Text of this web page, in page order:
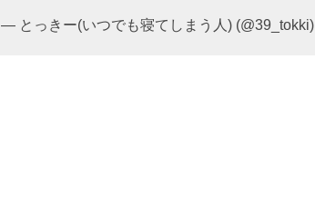
— とっきー(いつでも寝てしまう人) (@39_tokki)